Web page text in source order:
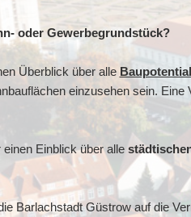
oder Gewerbegrundstück?
Überblick über alle
einzusehen sein.
Einblick über alle
Barlachstadt Güstrow auf die